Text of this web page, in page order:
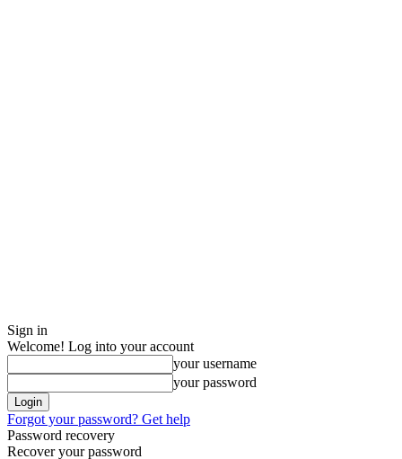
Sign in
Welcome! Log into your account
your username
your password
Forgot your password? Get help
Password recovery
Recover your password